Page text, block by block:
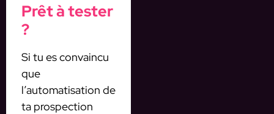
Prêt à tester
?
Si tu es convaincu
que
l’automatisation de
ta prospection